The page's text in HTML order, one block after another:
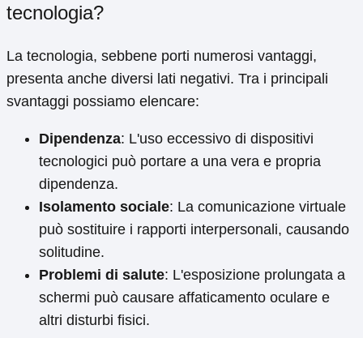
tecnologia?
La tecnologia, sebbene porti numerosi vantaggi,
presenta anche diversi lati negativi. Tra i principali
svantaggi possiamo elencare:
Dipendenza: L'uso eccessivo di dispositivi
tecnologici può portare a una vera e propria
dipendenza.
Isolamento sociale: La comunicazione virtuale
può sostituire i rapporti interpersonali, causando
solitudine.
Problemi di salute: L'esposizione prolungata a
schermi può causare affaticamento oculare e
altri disturbi fisici.